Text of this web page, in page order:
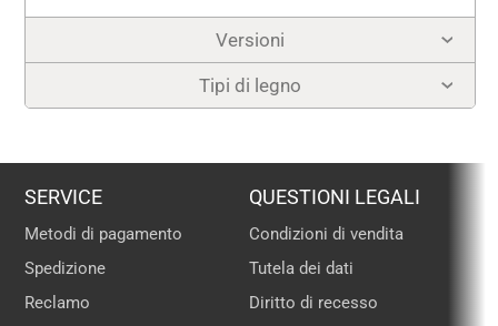
Versioni
Tipi di legno
SERVICE
Metodi di pagamento
Spedizione
Reclamo
QUESTIONI LEGALI
Condizioni di vendita
Tutela dei dati
Diritto di recesso